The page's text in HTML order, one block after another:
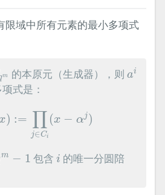
限域中所有元素的最小多项式
m m
的本原元（生成器），则 aii
式是：
) := ∏
j∈Ci
(x − αj )
x) j∈Ci )
m − 1
m 1 包含 i
i 的唯一分圆陪